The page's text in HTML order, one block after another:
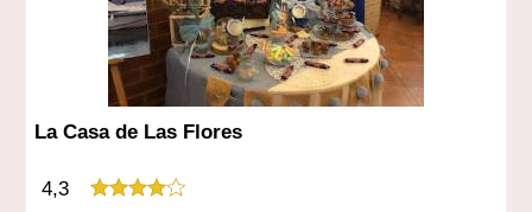
La Casa de Las Flores
4,3